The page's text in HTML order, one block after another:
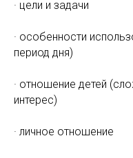
· цели и задачи
· особенности
период дня)
· отношение детей
интерес)
· личное отношение